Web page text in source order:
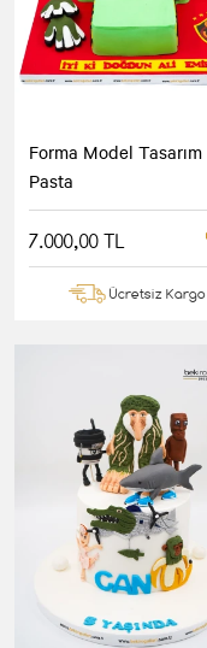
Forma Model Tasarım
Pasta
7.000,00 TL
Ücretsiz Kargo